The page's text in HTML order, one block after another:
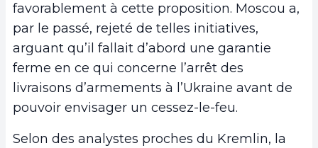
favorablement à cette proposition. Moscou a,
par le passé, rejeté de telles initiatives,
arguant qu’il fallait d’abord une garantie
ferme en ce qui concerne l’arrêt des
livraisons d’armements à l’Ukraine avant de
pouvoir envisager un cessez-le-feu.
Selon des analystes proches du Kremlin, la